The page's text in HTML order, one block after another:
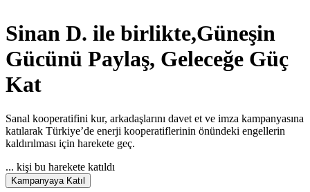
Sinan D. ile birlikte,Güneşin
Gücünü Paylaş, Geleceğe Güç
Kat
Sanal kooperatifini kur, arkadaşlarını davet et ve imza kampanyasına
katılarak Türkiye’de enerji kooperatiflerinin önündeki engellerin
kaldırılması için harekete geç.
... kişi bu harekete katıldı
Kampanyaya Katıl